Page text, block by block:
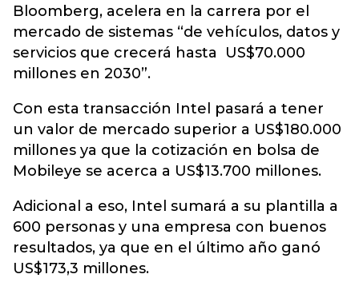
Bloomberg, acelera en la carrera por el
mercado de sistemas “de vehículos, datos y
servicios que crecerá hasta US$70.000
millones en 2030”.
Con esta transacción Intel pasará a tener
un valor de mercado superior a US$180.000
millones ya que la cotización en bolsa de
Mobileye se acerca a US$13.700 millones.
Adicional a eso, Intel sumará a su plantilla a
600 personas y una empresa con buenos
resultados, ya que en el último año ganó
US$173,3 millones.